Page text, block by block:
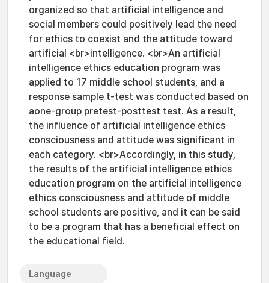
organized so that artificial intelligence and
social members could positively lead the need
for ethics to coexist and the attitude toward
artificial <br>intelligence. <br>An artificial
intelligence ethics education program was
applied to 17 middle school students, and a
response sample t-test was conducted based on
aone-group pretest-posttest test. As a result,
the influence of artificial intelligence ethics
consciousness and attitude was significant in
each category. <br>Accordingly, in this study,
the results of the artificial intelligence ethics
education program on the artificial intelligence
ethics consciousness and attitude of middle
school students are positive, and it can be said
to be a program that has a beneficial effect on
the educational field.
Language